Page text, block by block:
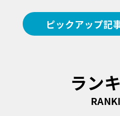
ピックアップ記
ラン